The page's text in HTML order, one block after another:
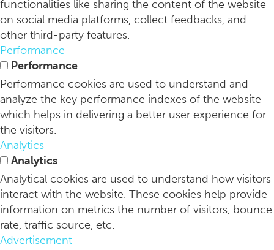
functionalities like sharing the content of the website
on social media platforms, collect feedbacks, and
other third-party features.
Performance
Performance
Performance cookies are used to understand and
analyze the key performance indexes of the website
which helps in delivering a better user experience for
the visitors.
Analytics
Analytics
Analytical cookies are used to understand how visitors
interact with the website. These cookies help provide
information on metrics the number of visitors, bounce
rate, traffic source, etc.
Advertisement